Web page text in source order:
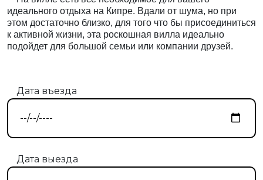
идеального отдыха на Кипре. Вдали от шума, но при
этом достаточно близко, для того что бы присоединиться
к активной жизни, эта роскошная вилла идеально
подойдет для большой семьи или компании друзей.
Дата въезда
Дата выезда